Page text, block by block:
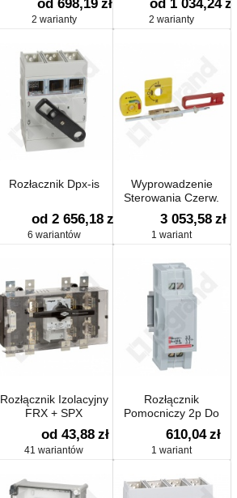
od 698,19 zł
2 warianty
od 1 034,24 zł
2 warianty
Rozłacznik Dpx-is
od 2 656,18 zł
6 wariantów
Wyprowadzenie
Sterowania Czerw.
Dpx-is 1600
3 053,58 zł
1 wariant
Rozłącznik Izolacyjny
FRX + SPX
od 43,88 zł
41 wariantów
Rozłącznik
Pomocniczy 2p Do
Vistop 63-160
610,04 zł
1 wariant